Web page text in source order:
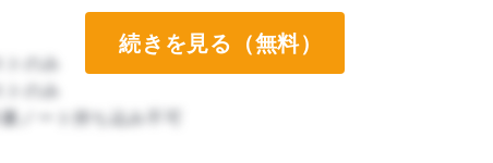
トのみ
トのみ
ノート持ち込み不可
続きを見る（無料）